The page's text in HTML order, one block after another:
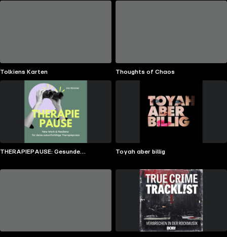
Tolkiens Karten Thoughts of Chaos
THERAPIEPAUSE: Gesunde
Ergotherapie & Physiotherapie
Toyah aber billig